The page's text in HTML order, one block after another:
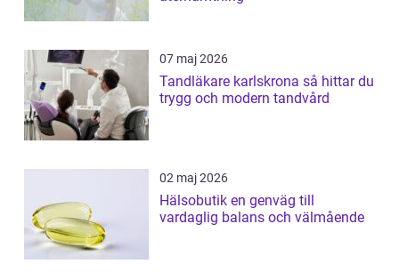
07 maj 2026
Tandläkare karlskrona så hittar du
trygg och modern tandvård
02 maj 2026
Hälsobutik en genväg till
vardaglig balans och välmående